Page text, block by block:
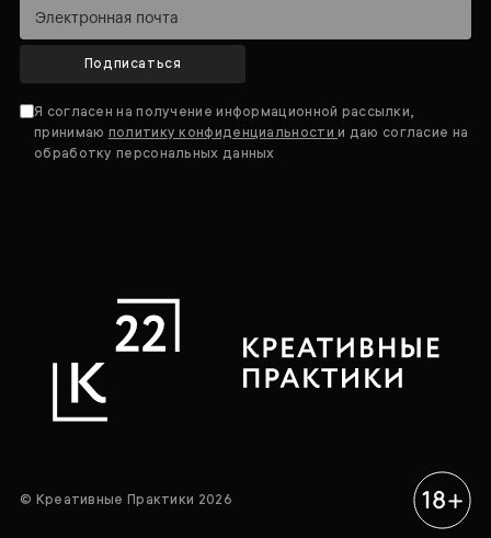
Подписаться
Я согласен на получение информационной рассылки,
принимаю политику конфиденциальностии даю согласие на
обработку персональных данных
© Креативные Практики 2026